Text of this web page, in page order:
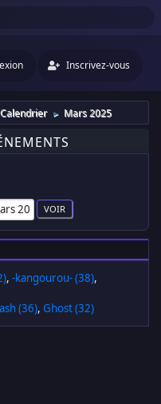
Inscrivez-vous
Calendrier ► Mars 2025
, -kangourou- (38),
(36), Ghost (32)